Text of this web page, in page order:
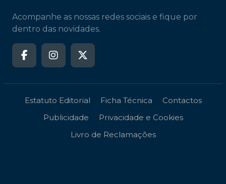
Acompanhe as nossas redes sociais e fique por
dentro das novidades.
Estatuto Editorial Ficha Técnica
Contactos
Publicidade
Privacidade e Cookies
Livro de Reclamações